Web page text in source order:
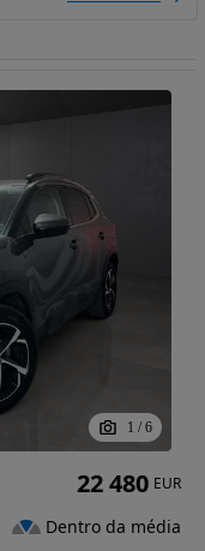
1 / 6
22 480 EUR
Dentro da média